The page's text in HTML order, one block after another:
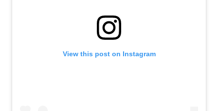
View this post on Instagram